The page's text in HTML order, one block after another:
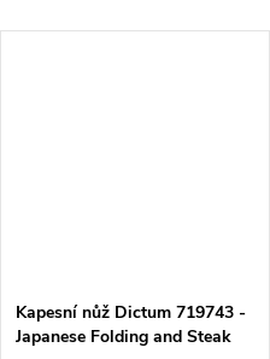
Kapesní nůž Dictum 719743 -
Japanese Folding and Steak